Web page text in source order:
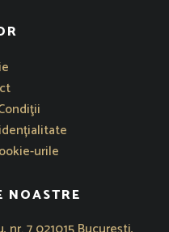
într-o fereastră nouă
urile
NOASTRE